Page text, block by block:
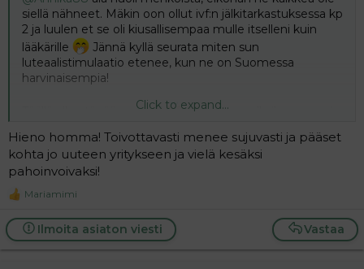
siellä nähneet. Mäkin oon ollut ivf:n jälkitarkastuksessa kp
2 ja luulen et se oli kiusallisempaa mulle itselleni kuin
lääkärille
Jännä kyllä seurata miten sun
luteaalistimulaatio etenee, kun ne on Suomessa
harvinaisempia!
Täällä alkoi tänään vuoto!
Olin jo aamulla ihan maani
keskenmenon odottelun ja suunnittelin jo soittoa
Naistenklinikalle. Ei siitä sitten monta tuntia mennytkään
kuin vuoto alkoi. Toistaiseksi ei ole mitään kipuja, ei edes
normaaleja menkkakipuja.
Click to expand...
Hieno homma! Toivottavasti menee sujuvasti ja pääset
kohta jo uuteen yritykseen ja vielä kesäksi
pahoinvoivaksi!
R
a
c
t
Mariamimi
Vastaa
Ilmoita asiaton viesti